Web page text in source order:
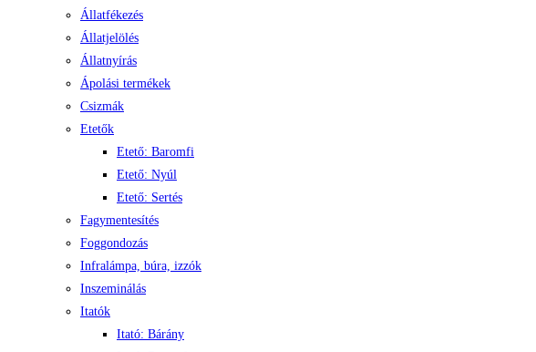
Állatfékezés
Állatjelölés
Állatnyírás
Ápolási termékek
Csizmák
Etetők
Etető: Baromfi
Etető: Nyúl
Etető: Sertés
Fagymentesítés
Foggondozás
Infralámpa, búra, izzók
Inszeminálás
Itatók
Itató: Bárány